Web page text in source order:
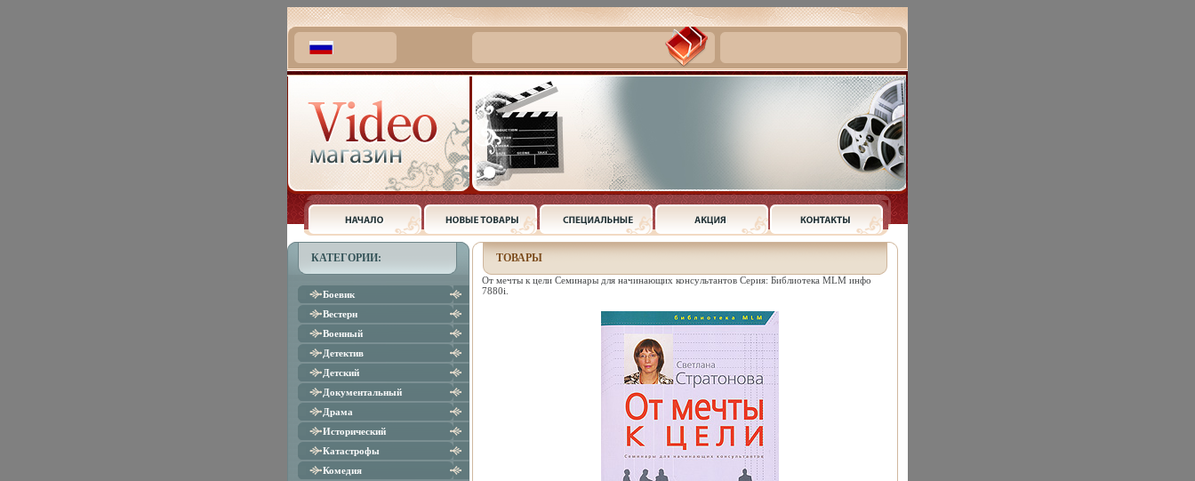
КАТЕГОРИИ:
Боевик
Вестерн
Военный
Детектив
Детский
Документальный
Драма
Исторический
Катастрофы
Комедия
ТОВАРЫ
От мечты к цели Семинары для начинающих консультантов Серия: Библиотека MLM инфо
7880i.